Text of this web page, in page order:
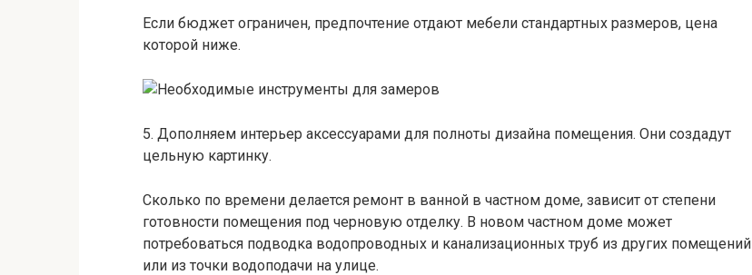
Если бюджет ограничен, предпочтение отдают мебели стандартных размеров, цена
которой ниже.
5. Дополняем интерьер аксессуарами для полноты дизайна помещения. Они создадут
цельную картинку.
Сколько по времени делается ремонт в ванной в частном доме, зависит от степени
готовности помещения под черновую отделку. В новом частном доме может
потребоваться подводка водопроводных и канализационных труб из других помещений
или из точки водоподачи на улице.